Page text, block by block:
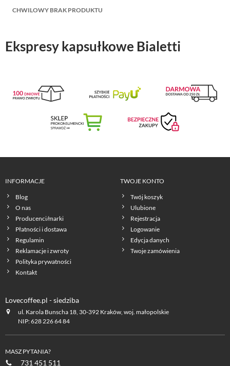
CHWILOWY BRAK PRODUKTU
Ekspresy kapsułkowe Bialetti
INFORMACJE
Blog
O nas
Producenci/marki
Płatności i dostawa
Regulamin
Reklamacje i zwroty
Polityka prywatności
Kontakt
TWOJE KONTO
Twój koszyk
Ulubione
Rejestracja
Logowanie
Edycja danych
Twoje zamówienia
Lovecoffee.pl - siedziba
ul. Karola Bunscha 18, 30-392 Kraków, woj. małopolskie
NIP: 628 226 64 84
MASZ PYTANIA?
731 451 511